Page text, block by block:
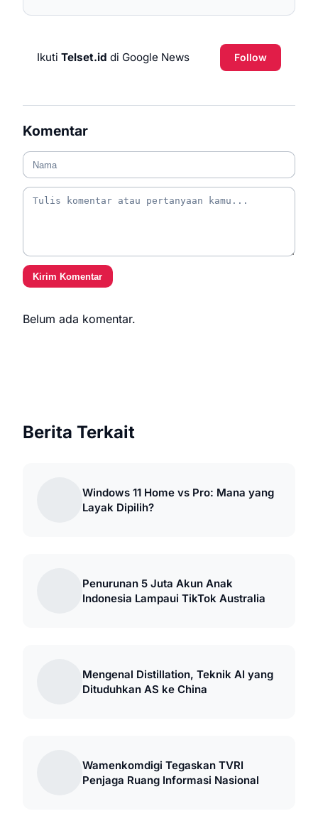
Ikuti Telset.id di Google News Follow
Komentar
Kirim Komentar
Belum ada komentar.
Berita Terkait
Windows 11 Home vs Pro: Mana yang
Layak Dipilih?
Penurunan 5 Juta Akun Anak
Indonesia Lampaui TikTok Australia
Mengenal Distillation, Teknik AI yang
Dituduhkan AS ke China
Wamenkomdigi Tegaskan TVRI
Penjaga Ruang Informasi Nasional